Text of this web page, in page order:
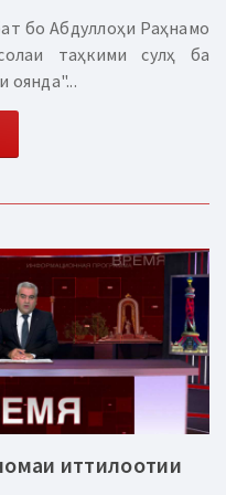
бо Абдуллоҳи Раҳнамо
таҳкими сулҳ ба
оянда"...
иттилоотии